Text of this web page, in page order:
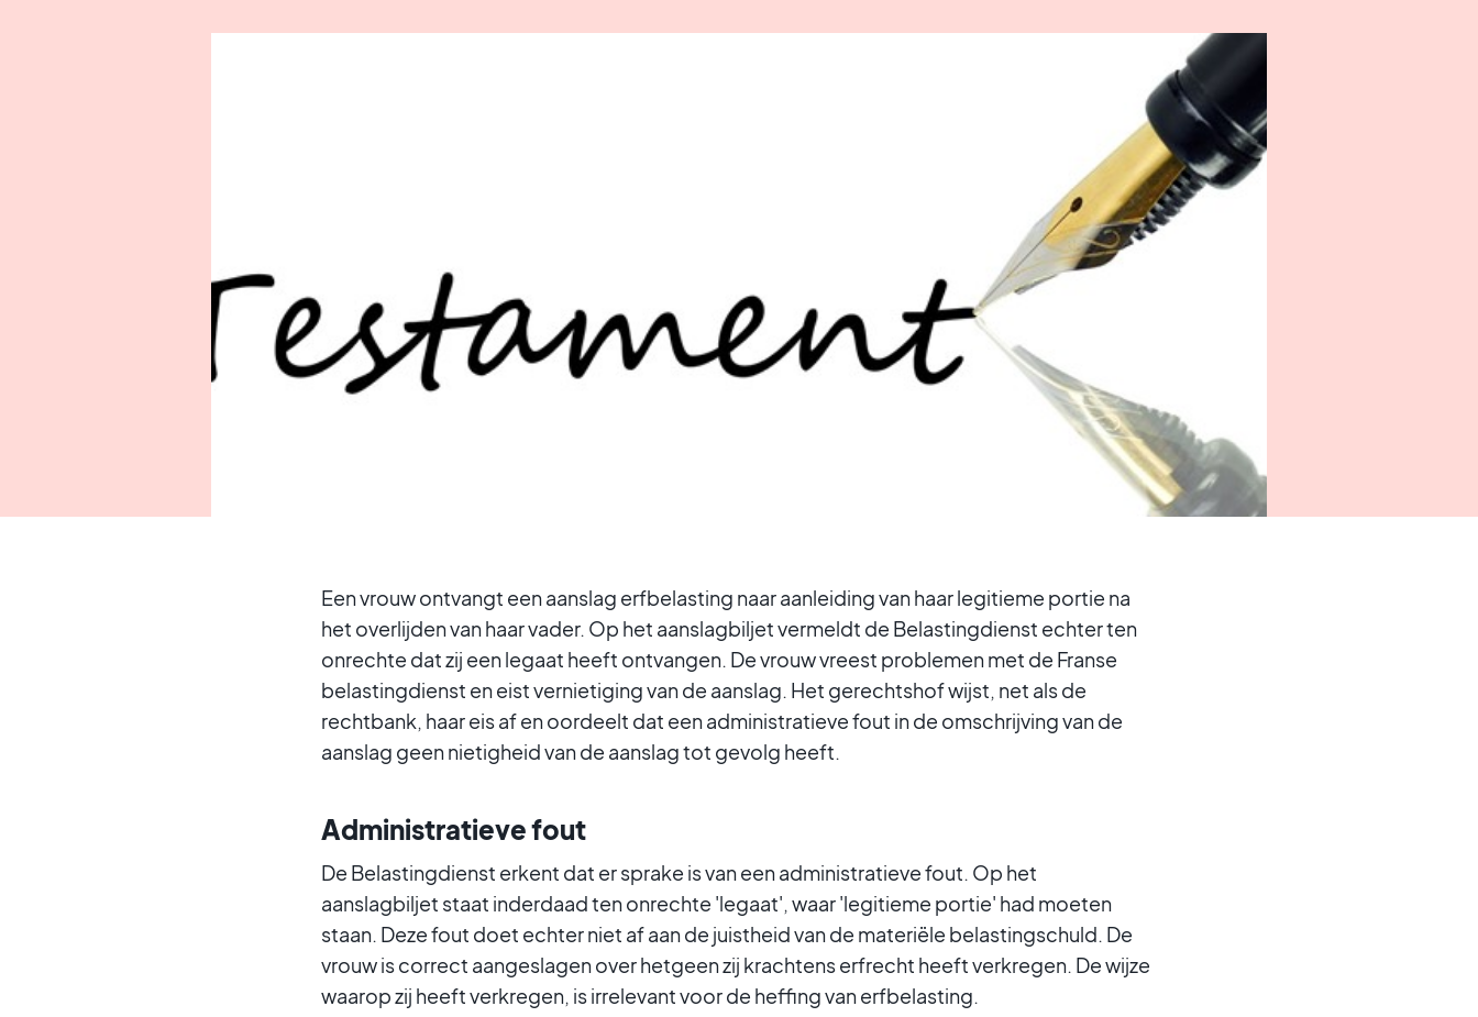
Een vrouw ontvangt een aanslag erfbelasting naar aanleiding van haar legitieme portie na
het overlijden van haar vader. Op het aanslagbiljet vermeldt de Belastingdienst echter ten
onrechte dat zij een legaat heeft ontvangen. De vrouw vreest problemen met de Franse
belastingdienst en eist vernietiging van de aanslag. Het gerechtshof wijst, net als de
rechtbank, haar eis af en oordeelt dat een administratieve fout in de omschrijving van de
aanslag geen nietigheid van de aanslag tot gevolg heeft.
Administratieve fout
De Belastingdienst erkent dat er sprake is van een administratieve fout. Op het
aanslagbiljet staat inderdaad ten onrechte 'legaat', waar 'legitieme portie' had moeten
staan. Deze fout doet echter niet af aan de juistheid van de materiële belastingschuld. De
vrouw is correct aangeslagen over hetgeen zij krachtens erfrecht heeft verkregen. De wijze
waarop zij heeft verkregen, is irrelevant voor de heffing van erfbelasting.